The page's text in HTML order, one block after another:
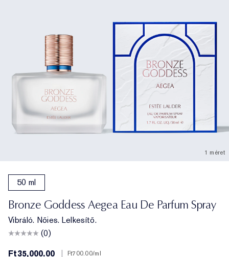
1 méret
50 ml
Bronze Goddess Aegea Eau De Parfum Spray
Vibráló. Nőies. Lelkesítő.
(0)
Ft35,000.00
Ft700.00/ml